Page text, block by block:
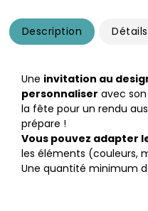
Description Détails
Une invitation au
personnaliser avec
la fête pour un rendu
prépare !
Vous pouvez adapter
les éléments (couleurs,
Une quantité minimum